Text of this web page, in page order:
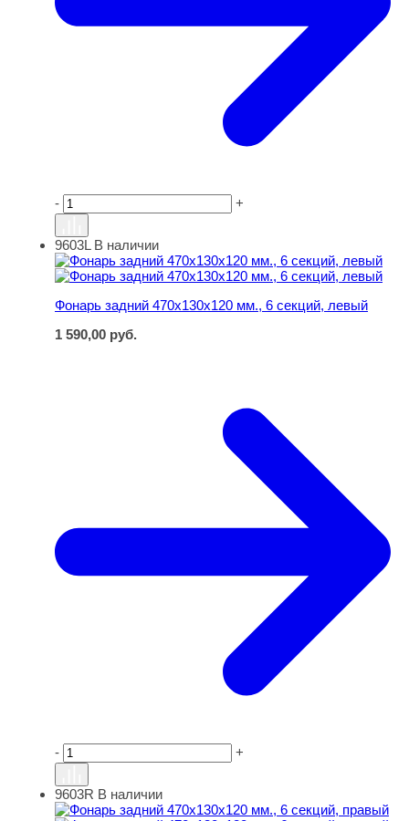
- +
Фонарь задний 470х130х120 мм., 6 секций, левый
9603L В наличии
Фонарь задний 470х130х120 мм., 6 секций, левый
1 590,00 руб.
- +
Фонарь задний 470х130х120 мм., 6 секций, правый
9603R В наличии